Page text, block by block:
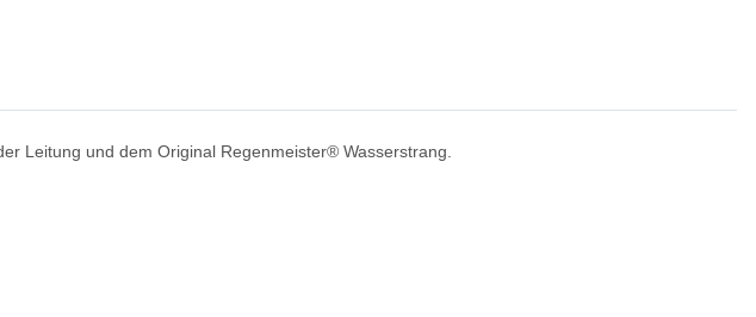
Leitung und dem Original Regenmeister® Wasserstrang.